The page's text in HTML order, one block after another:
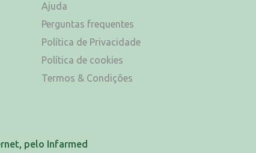
Ajuda
Perguntas frequentes
Política de Privacidade
Política de cookies
Termos & Condições
pelo Infarmed